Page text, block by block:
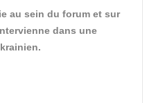
au sein du forum et sur
dans une